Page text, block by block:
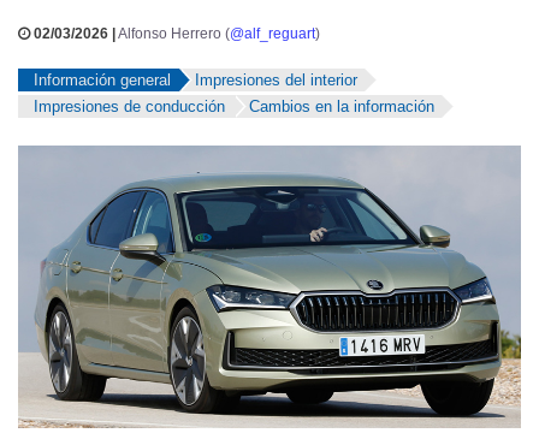
02/03/2026 | Alfonso Herrero (@alf_reguart)
Información general
Impresiones del interior
Impresiones de conducción
Cambios en la información